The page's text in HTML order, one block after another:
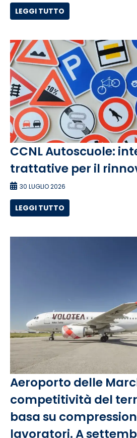
LEGGI TUTTO
CCNL Autoscuole:
trattative per il
30 LUGLIO 2026
LEGGI TUTTO
Aeroporto delle
competitività del
basa su
lavoratori. A